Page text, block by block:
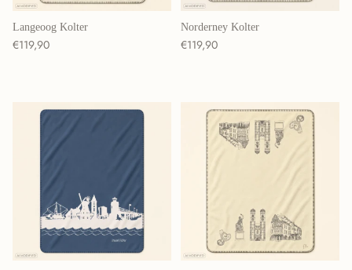
Langeoog Kolter
Normaler Preis
€119,90
Norderney Kolter
Normaler Preis
€119,90